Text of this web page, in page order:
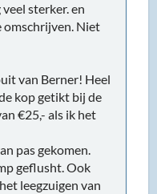
sterker. en
omschrijven. Niet
van Berner! Heel
kop getikt bij de
€25,- als ik het
pas gekomen.
geflusht. Ook
leegzuigen van